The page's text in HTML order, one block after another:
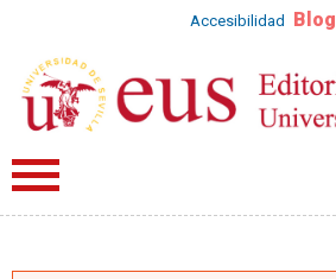
Accesibilidad Blog